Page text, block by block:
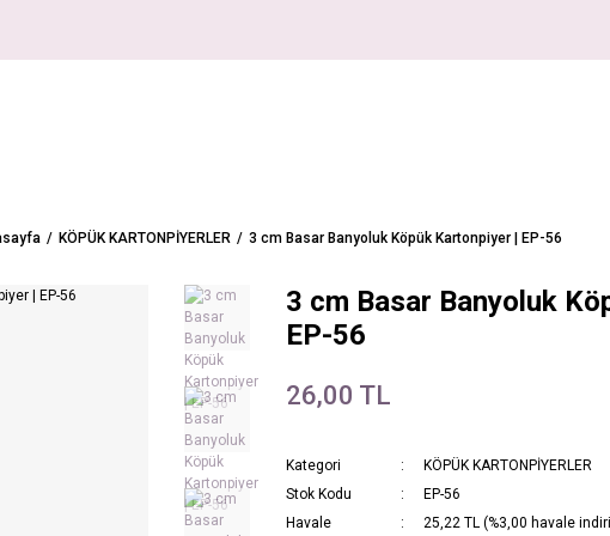
KÖPÜK KARTONPİYERLER 3 cm Basar Banyoluk Köpük Kartonpiyer | EP-56
3 cm Basar Banyoluk
EP-56
26,00 TL
Kategori
KÖPÜK KARTONPİYERLER
Stok Kodu
EP-56
Havale
25,22 TL (%3,00 havale